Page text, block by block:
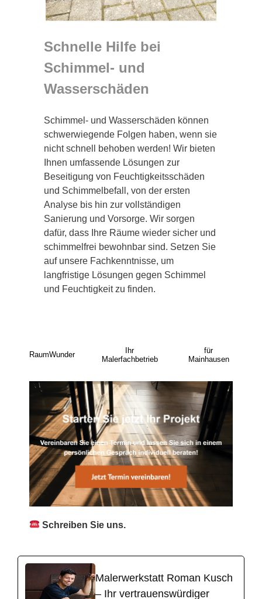
Schnelle Hilfe bei
Schimmel- und
Wasserschäden
Schimmel- und Wasserschäden können
schwerwiegende Folgen haben, wenn sie
nicht schnell behoben werden! Wir bieten
Ihnen umfassende Lösungen zur
Beseitigung von Feuchtigkeitsschäden
und Schimmelbefall, von der ersten
Analyse bis hin zur vollständigen
Sanierung und Vorsorge. Wir sorgen
dafür, dass Ihre Räume wieder sicher und
schimmelfrei bewohnbar sind. Setzen Sie
auf unsere Fachkenntnisse, um
langfristige Lösungen gegen Schimmel
und Feuchtigkeit zu finden.
RaumWunder
Ihr
Malerfachbetrieb
für
Mainhausen
Schreiben Sie uns.
Malerwerkstatt Roman Kusch
– Ihr vertrauenswürdiger